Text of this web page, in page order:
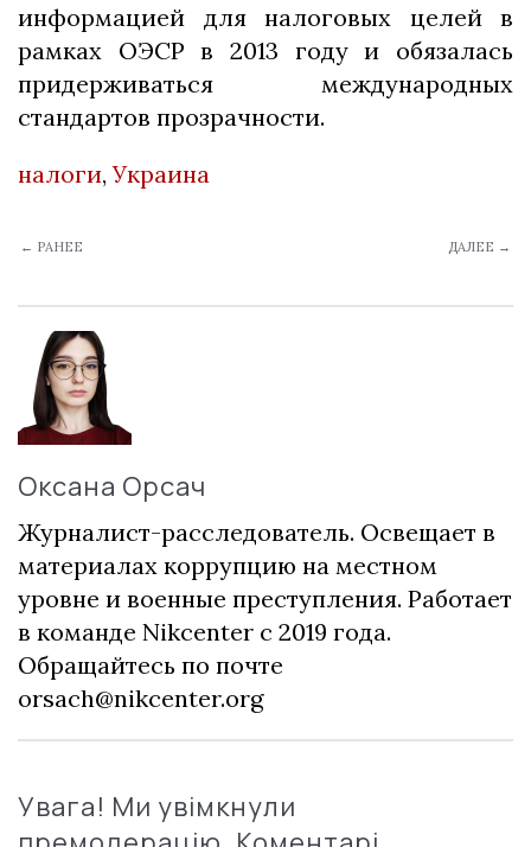
информацией для налоговых целей в
рамках ОЭСР в 2013 году и обязалась
придерживаться международных
стандартов прозрачности.
налоги,Украина
← РАНЕЕ ДАЛЕЕ →
Оксана Орсач
Журналист-расследователь. Освещает в
материалах коррупцию на местном
уровне и военные преступления. Работает
в команде Nikcenter с 2019 года.
Обращайтесь по почте
orsach@nikcenter.org
Увага! Ми увімкнули